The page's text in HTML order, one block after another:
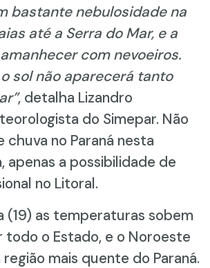
bastante nebulosidade na
até a Serra do Mar, e a
com nevoeiros.
sol não aparecerá tanto
, detalha Lizandro
do Simepar. Não
chuva no Paraná nesta
apenas a possibilidade de
no Litoral.
as temperaturas sobem
todo o Estado, e o Noroeste
mais quente do Paraná.